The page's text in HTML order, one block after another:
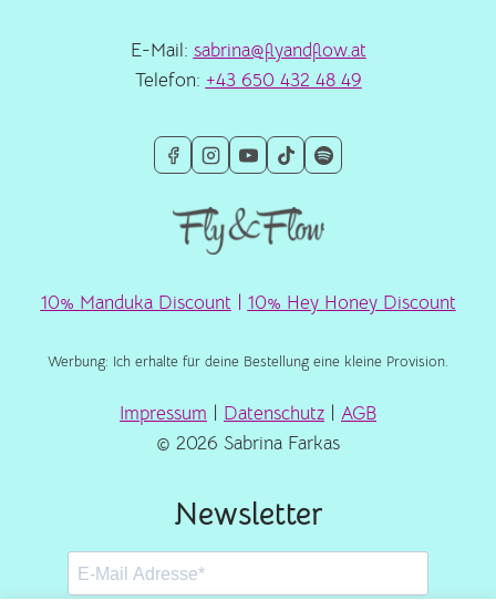
E-Mail: sabrina@flyandflow.at
Telefon: +43 650 432 48 49
10% Manduka Discount 10% Hey Honey Discount
Werbung: Ich erhalte für deine Bestellung eine kleine Provision.
Impressum Datenschutz
AGB
© 2026 Sabrina Farkas
Newsletter